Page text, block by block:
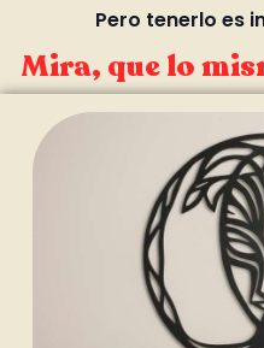
Pero tenerlo es
Mira, que lo